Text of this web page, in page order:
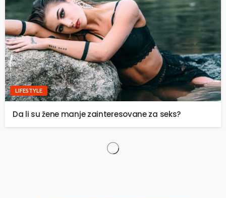
LIFESTYLE
Da li su žene manje zainteresovane za seks?